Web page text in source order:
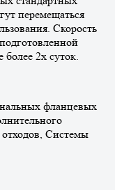
перемещаться
Скорость
2х суток.
фланцевых
Системы